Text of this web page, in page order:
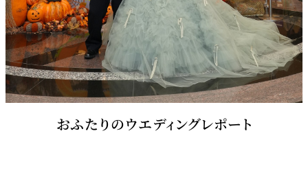
おふたりのウエディングレポート